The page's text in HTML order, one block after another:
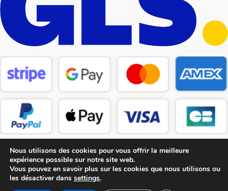
Nous utilisons des cookies pour vous offrir la meilleure
expérience possible sur notre site web.
Vous pouvez en savoir plus sur les cookies que nous utilisons ou
les désactiver dans settings.